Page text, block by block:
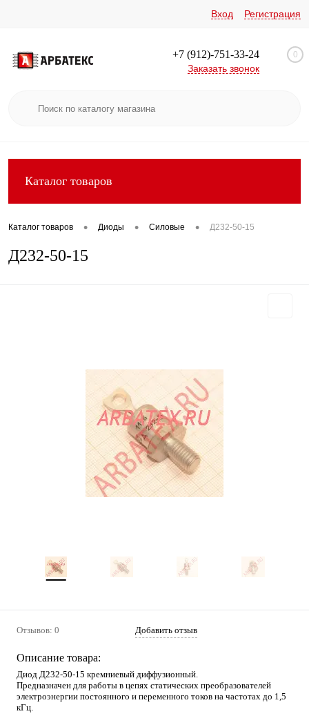
Вход Регистрация
+7 (912)-751-33-24
Заказать звонок
0
Каталог товаров
Каталог товаров • Диоды • Силовые • Д232-50-15
Д232-50-15
Отзывов: 0 Добавить отзыв
Описание товара:
Диод Д232-50-15 кремниевый диффузионный.
Предназначен для работы в цепях статических преобразователей
электроэнергии постоянного и переменного токов на частотах до 1,5
кГц.